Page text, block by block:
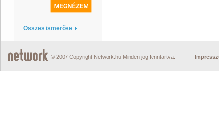
Összes ismerőse
© 2007 Copyright Network.hu Minden jog fenntartva.